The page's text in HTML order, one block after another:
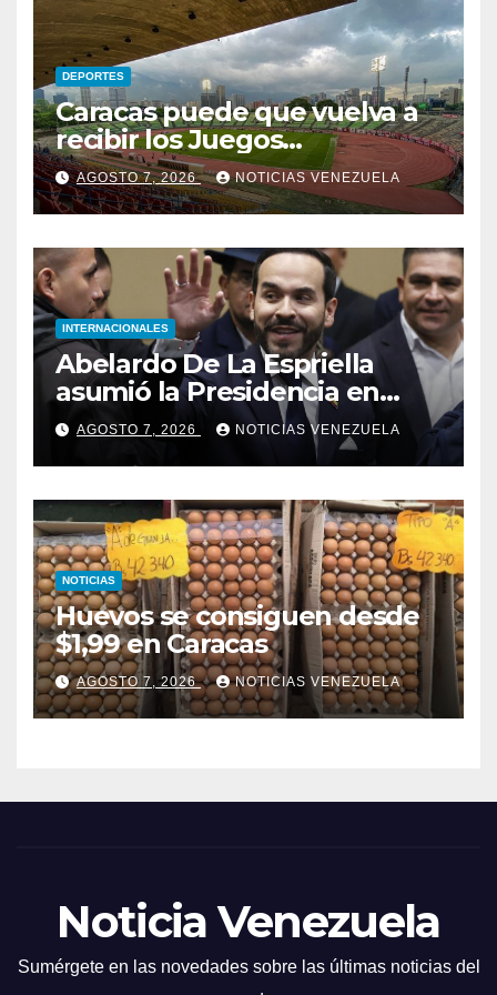
DEPORTES
Caracas puede que vuelva a
recibir los Juegos
Centroamericanos y del
Caribe tras mas de 70 años
AGOSTO 7, 2026 NOTICIAS VENEZUELA
INTERNACIONALES
Abelardo De La Espriella
asumió la Presidencia en
medio de una polarización
AGOSTO 7, 2026 NOTICIAS VENEZUELA
NOTICIAS
Huevos se consiguen desde
$1,99 en Caracas
AGOSTO 7, 2026 NOTICIAS VENEZUELA
Noticia Venezuela
Sumérgete en las novedades sobre las últimas noticias del